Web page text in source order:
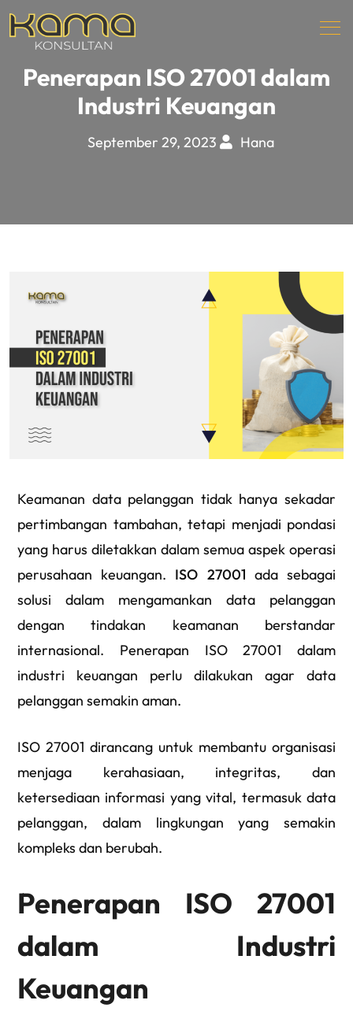
Penerapan ISO 27001 dalam
Industri Keuangan
September 29, 2023 Hana
Keamanan data pelanggan tidak hanya sekadar
pertimbangan tambahan, tetapi menjadi pondasi
yang harus diletakkan dalam semua aspek operasi
perusahaan keuangan. ISO 27001 ada sebagai
solusi dalam mengamankan data pelanggan
dengan tindakan keamanan berstandar
internasional. Penerapan ISO 27001 dalam
industri keuangan perlu dilakukan agar data
pelanggan semakin aman.
ISO 27001 dirancang untuk membantu organisasi
menjaga kerahasiaan, integritas, dan
ketersediaan informasi yang vital, termasuk data
pelanggan, dalam lingkungan yang semakin
kompleks dan berubah.
Penerapan ISO 27001
dalam Industri
Keuangan